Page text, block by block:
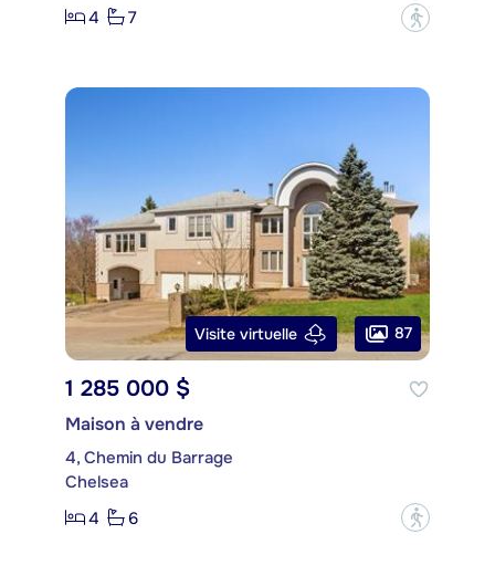
4
7 ?
Visite virtuelle 87
1 285 000 $
Maison à vendre
4, Chemin du Barrage
Chelsea
4
6 ?